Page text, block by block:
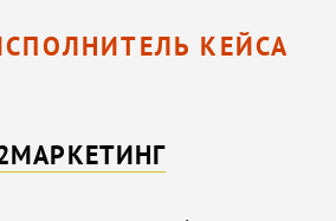
КЕЙСА